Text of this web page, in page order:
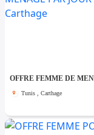
Tunis , Carthage